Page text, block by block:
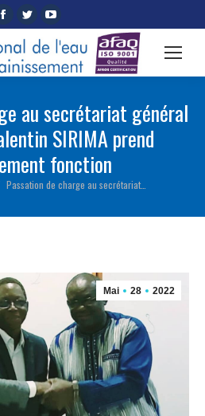
Facebook
opens
in
window
Twitter
opens
in
window
opens
in
window
au secrétariat général
SIRIMA prend
fonction
Passation de charge au secrétariat…
Mai 28 2022